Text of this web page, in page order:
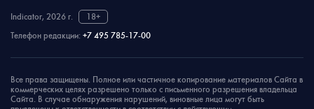
Indicator, 2026 г.
18+
Телефон редакции: +7 495 785-17-00
Все права защищены. Полное или частичное копирование материалов Сайта в
коммерческих целях разрешено только с письменного разрешения владельца
Сайта. В случае обнаружения нарушений, виновные лица могут быть